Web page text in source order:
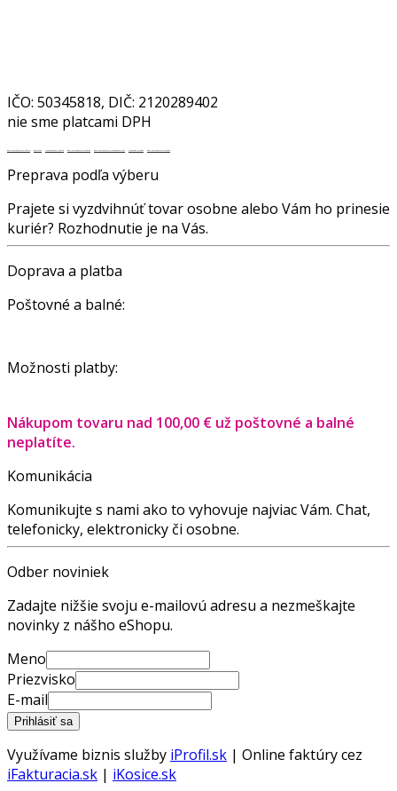
IČO: 50345818, DIČ: 2120289402
nie sme platcami DPH
Realitná kancelária Košice Borovička Nehnuteľnosti Košice Realitná kancelária Poprad Realitná kancelária Prešovdestiláty slovenské výrobky Realitná kancelária Poprad
Preprava podľa výberu
Prajete si vyzdvihnúť tovar osobne alebo Vám ho prinesie
kuriér? Rozhodnutie je na Vás.
Doprava a platba
Poštovné a balné:
Možnosti platby:
Nákupom tovaru nad 100,00 € už poštovné a balné
neplatíte.
Komunikácia
Komunikujte s nami ako to vyhovuje najviac Vám. Chat,
telefonicky, elektronicky či osobne.
Odber noviniek
Zadajte nižšie svoju e-mailovú adresu a nezmeškajte
novinky z nášho eShopu.
Meno
Priezvisko
E-mail
Využívame biznis služby iProfil.sk | Online faktúry cez
iFakturacia.sk | iKosice.sk